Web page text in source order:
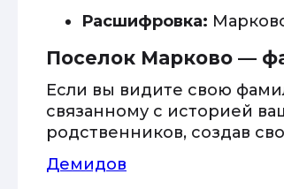
Расшифровка:
Поселок Марково —
Если вы видите свою
связанному с историей
родственников, создав
Демидов